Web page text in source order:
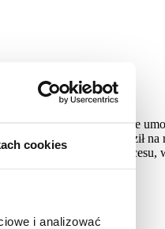
cookies
i analizować
całości
na rozprawie ustalił, że
do dnia zapłaty; zasądził
zwrotu kosztów procesu,